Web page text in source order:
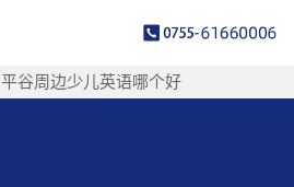
平谷周边少儿英语哪个好